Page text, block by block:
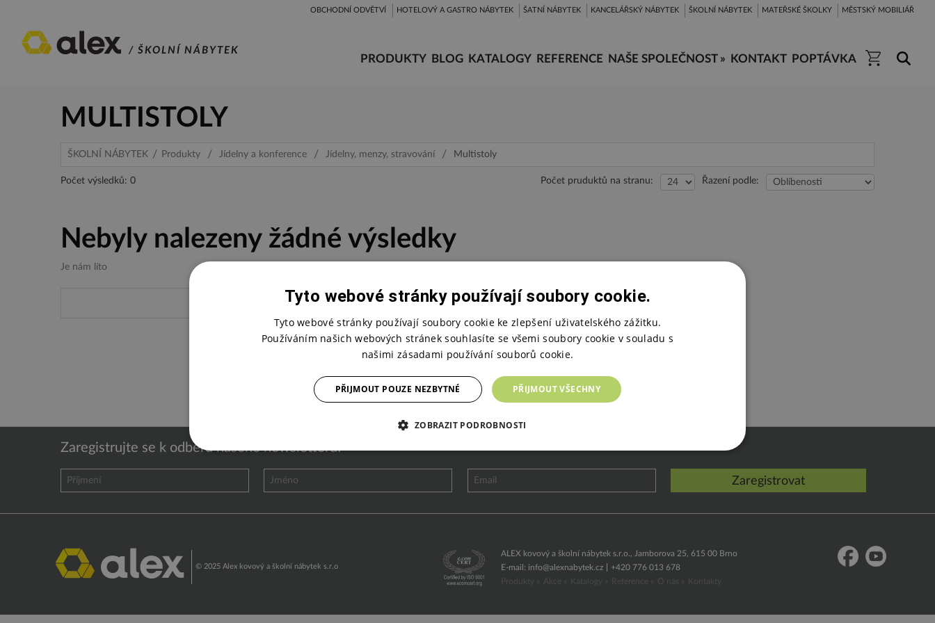
OBCHODNÍ ODVĚTVÍ HOTELOVÝ A GASTRO NÁBYTEK ŠATNÍ NÁBYTEK KANCELÁŘSKÝ NÁBYTEK ŠKOLNÍ NÁBYTEK MATEŘSKÉ ŠKOLKY MĚSTSKÝ MOBILIÁŘ
/ ŠKOLNÍ NÁBYTEK
PRODUKTY BLOG KATALOGY REFERENCE NAŠE SPOLEČNOST » KONTAKT POPTÁVKA
MULTISTOLY
ŠKOLNÍ NÁBYTEK Produkty Jídelny a konference Jídelny, menzy, stravování Multistoly
Počet výsledků: 0 Počet pruduktů na stranu: Řazení podle:
Nebyly nalezeny žádné výsledky
Je nám líto
Zaregistrujte se k odběru našeho newsletteru!
© 2025 Alex kovový a školní nábytek s.r.o
ALEX kovový a školní nábytek s.r.o., Jamborova 25, 615 00 Brno
E-mail: info@alexnabytek.cz
+420 776 013 678
Produkty »
Akce » Katalogy » Reference » O nás » Kontakty
Tyto webové stránky používají soubory cookie.
Tyto webové stránky používají soubory cookie ke zlepšení uživatelského zážitku.
Používáním našich webových stránek souhlasíte se všemi soubory cookie v souladu s
našimi zásadami používání souborů cookie.
PŘIJMOUT VŠECHNY
PŘIJMOUT POUZE NEZBYTNÉ
ZOBRAZIT PODROBNOSTI